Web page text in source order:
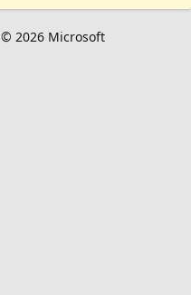
© 2026 Microsoft